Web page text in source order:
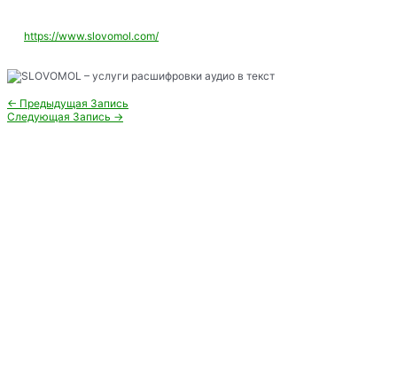
https://www.slovomol.com/
Навигация
по
← Предыдущая Запись
Следующая Запись →